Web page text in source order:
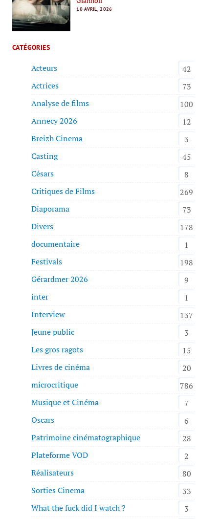
10 AVRIL, 2026
CATÉGORIES
Acteurs
42
Actrices
73
Analyse de films
100
Annecy 2026
12
Breizh Cinema
3
Casting
45
Césars
8
Critiques de Films
269
Diaporama
73
Divers
178
documentaire
1
Festivals
198
Gérardmer 2026
9
inter
1
Interview
137
Jeune public
3
Les gros ragots
15
Livres de cinéma
20
microcritique
786
Musique et Cinéma
7
Oscars
6
Patrimoine cinématographique
28
Plateforme VOD
2
Réalisateurs
80
Sorties Cinema
33
What the fuck did I watch ?
3